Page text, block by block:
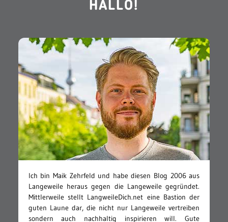
HALLO!
Ich bin Maik Zehrfeld und habe diesen Blog 2006 aus
Langeweile heraus gegen die Langeweile gegründet.
Mittlerweile stellt LangweileDich.net eine Bastion der
guten Laune dar, die nicht nur Langeweile vertreiben
sondern auch nachhaltig inspirieren will. Gute